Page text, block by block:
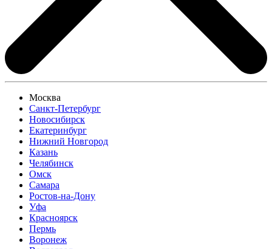
Москва
Санкт-Петербург
Новосибирск
Екатеринбург
Нижний Новгород
Казань
Челябинск
Омск
Самара
Ростов-на-Дону
Уфа
Красноярск
Пермь
Воронеж